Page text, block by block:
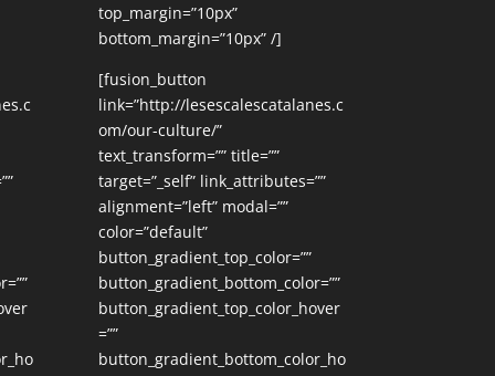
top_margin=”10px”
bottom_margin=”10px” /]
[fusion_button
link=”http://lesescalescatalanes.c
om/our-culture/”
text_transform=”” title=””
target=”_self” link_attributes=””
alignment=”left” modal=””
color=”default”
button_gradient_top_color=””
button_gradient_bottom_color=””
button_gradient_top_color_hover
=””
button_gradient_bottom_color_ho